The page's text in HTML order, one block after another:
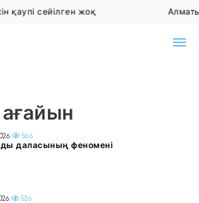
қаупі сейілген жоқ
566
даласының феномені
526